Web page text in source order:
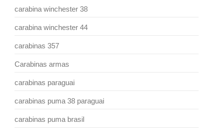
carabina winchester 38
carabina winchester 44
carabinas 357
Carabinas armas
carabinas paraguai
carabinas puma 38 paraguai
carabinas puma brasil